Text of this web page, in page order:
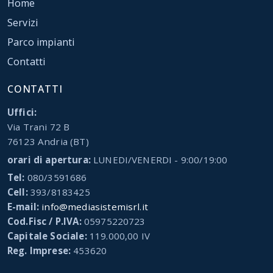
Home
Servizi
Parco impianti
Contatti
CONTATTI
Uffici:
Via Trani 72 B
76123 Andria (BT)
orari di apertura:LUNEDI/VENERDI - 9:00/19:00
Tel: 080/3591686
Cell:393/8183425
E-mail: info@mediasistemisrl.it
Cod.Fisc / P.IVA:05975220723
Capitale Sociale:119.000,00 IV
Reg. Imprese: 453620